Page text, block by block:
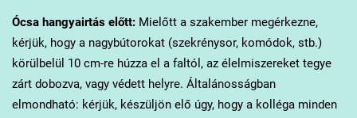
Ócsahangyairtás előtt:Mielőtt a szakember megérkezne,
kérjük, hogy a nagybútorokat (szekrénysor, komódok, stb.)
körülbelül 10 cm-re húzza el a faltól, az élelmiszereket tegye
zárt dobozva, vagy védett helyre. Általánosságban
elmondható: kérjük, készüljön elő úgy, hogy a kolléga minden